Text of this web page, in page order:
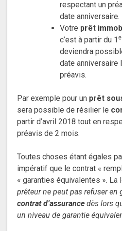
respectant un
date anniversaire.
Votre prêt
c’est à partir du 1
deviendra
date anniversaire
préavis.
Par exemple pour un prêt
sera possible de résilier le
partir d’avril 2018 tout en
préavis de 2 mois.
Toutes choses étant égales
impératif que le contrat «
« garanties équivalentes ». La
prêteur ne peut pas refuser en
contrat d’assurance dès lors
un niveau de garantie